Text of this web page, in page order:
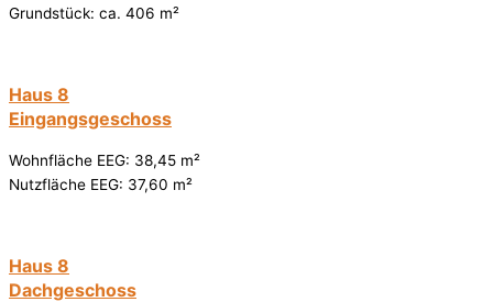
Grundstück: ca. 406 m²
Haus 8
Eingangsgeschoss
Wohnfläche EEG: 38,45 m²
Nutzfläche EEG: 37,60 m²
Haus 8
Dachgeschoss